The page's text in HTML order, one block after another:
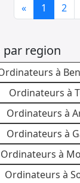
«Previous
1 2
region
à
Ordinateurs à
Ordinateurs à
Ordinateurs à
Ordinateurs à
Ordinateurs à